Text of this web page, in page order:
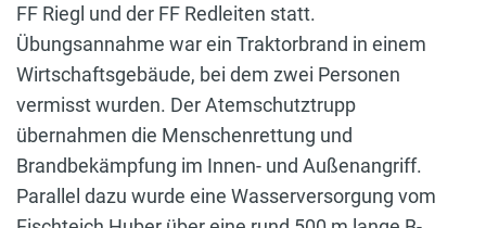
FF Riegl und der FF Redleiten statt.
Übungsannahme war ein Traktorbrand in einem
Wirtschaftsgebäude, bei dem zwei Personen
vermisst wurden. Der Atemschutztrupp
übernahmen die Menschenrettung und
Brandbekämpfung im Innen- und Außenangriff.
Parallel dazu wurde eine Wasserversorgung vom